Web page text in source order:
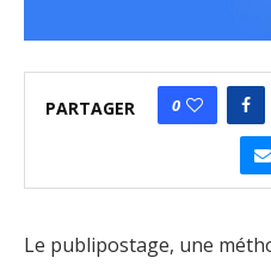
PARTAGER 0
Le publipostage, une